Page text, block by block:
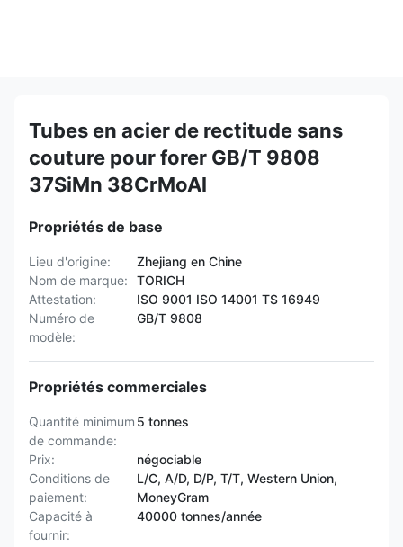
Tubes en acier de rectitude sans
couture pour forer GB/T 9808
37SiMn 38CrMoAl
Propriétés de base
Lieu d'origine:
Zhejiang en Chine
Nom de marque:
TORICH
Attestation:
ISO 9001 ISO 14001 TS 16949
Numéro de
modèle:
GB/T 9808
Propriétés commerciales
Quantité minimum
de commande:
5 tonnes
Prix:
négociable
Conditions de
paiement:
L/C, A/D, D/P, T/T, Western Union,
MoneyGram
Capacité à
fournir:
40000 tonnes/année